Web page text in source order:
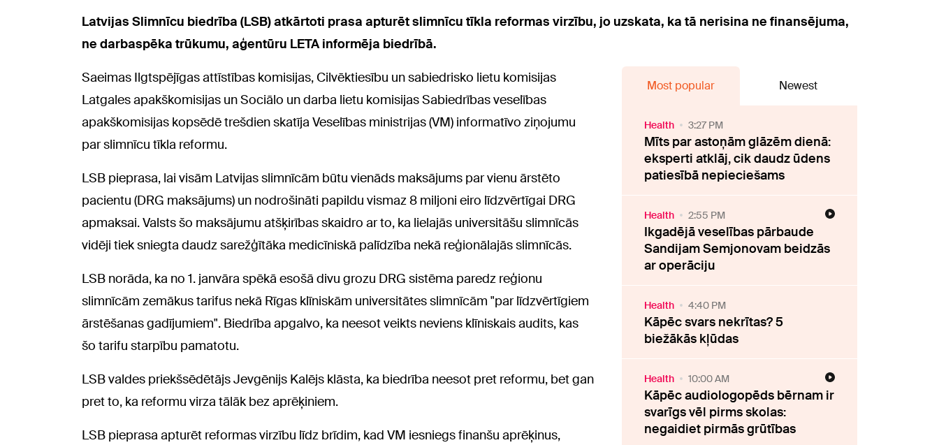
Latvijas Slimnīcu biedrība (LSB) atkārtoti prasa apturēt slimnīcu tīkla reformas virzību, jo uzskata, ka tā nerisina ne finansējuma,
ne darbaspēka trūkumu, aģentūru LETA informēja biedrībā.
Saeimas Ilgtspējīgas attīstības komisijas, Cilvēktiesību un sabiedrisko lietu komisijas
Latgales apakškomisijas un Sociālo un darba lietu komisijas Sabiedrības veselības
apakškomisijas kopsēdē trešdien skatīja Veselības ministrijas (VM) informatīvo ziņojumu
par slimnīcu tīkla reformu.
LSB pieprasa, lai visām Latvijas slimnīcām būtu vienāds maksājums par vienu ārstēto
pacientu (DRG maksājums) un nodrošināti papildu vismaz 8 miljoni eiro līdzvērtīgai DRG
apmaksai. Valsts šo maksājumu atšķirības skaidro ar to, ka lielajās universitāšu slimnīcās
vidēji tiek sniegta daudz sarežģītāka medicīniskā palīdzība nekā reģionālajās slimnīcās.
LSB norāda, ka no 1. janvāra spēkā esošā divu grozu DRG sistēma paredz reģionu
slimnīcām zemākus tarifus nekā Rīgas klīniskām universitātes slimnīcām "par līdzvērtīgiem
ārstēšanas gadījumiem". Biedrība apgalvo, ka neesot veikts neviens klīniskais audits, kas
šo tarifu starpību pamatotu.
LSB valdes priekšsēdētājs Jevgēnijs Kalējs klāsta, ka biedrība neesot pret reformu, bet gan
pret to, ka reformu virza tālāk bez aprēķiniem.
LSB pieprasa apturēt reformas virzību līdz brīdim, kad VM iesniegs finanšu aprēķinus,
Most popular Newest
Health 3:27 PM
Mīts par astoņām glāzēm dienā:
eksperti atklāj, cik daudz ūdens
patiesībā nepieciešams
Health 2:55 PM
Ikgadējā veselības pārbaude
Sandijam Semjonovam beidzās
ar operāciju
Health 4:40 PM
Kāpēc svars nekrītas? 5
biežākās kļūdas
Health 10:00 AM
Kāpēc audiologopēds bērnam ir
svarīgs vēl pirms skolas:
negaidiet pirmās grūtības